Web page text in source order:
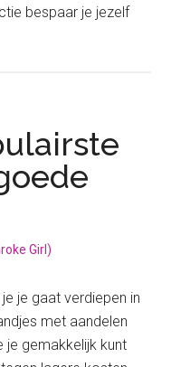
bespaar je jezelf
Girl)
je gaat verdiepen in
met aandelen
je gemakkelijk kunt